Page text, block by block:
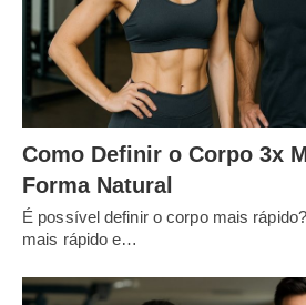
Como Definir o Corpo 3x
Forma Natural
É possível definir o corpo mais
mais rápido e…